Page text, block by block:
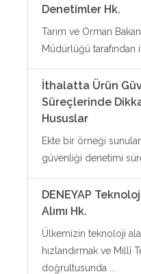
Denetimler Hk.
Tarım ve Orman
Müdürlüğü tarafından
İthalatta Ürün
Süreçlerinde
Hususlar
Ekte bir örneği
güvenliği denetimi
DENEYAP
Alımı Hk.
Ülkemizin teknoloji
hızlandırmak ve Millî
doğrultusunda ...